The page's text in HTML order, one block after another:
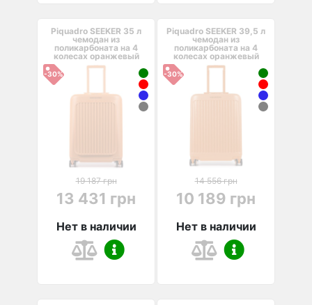
Piquadro SEEKER 35 л
чемодан из
поликарбоната на 4
колесах оранжевый
-30%
19 187 грн
13 431 грн
Нет в наличии
Piquadro SEEKER 39,5 л
чемодан из
поликарбоната на 4
колесах оранжевый
-30%
14 556 грн
10 189 грн
Нет в наличии